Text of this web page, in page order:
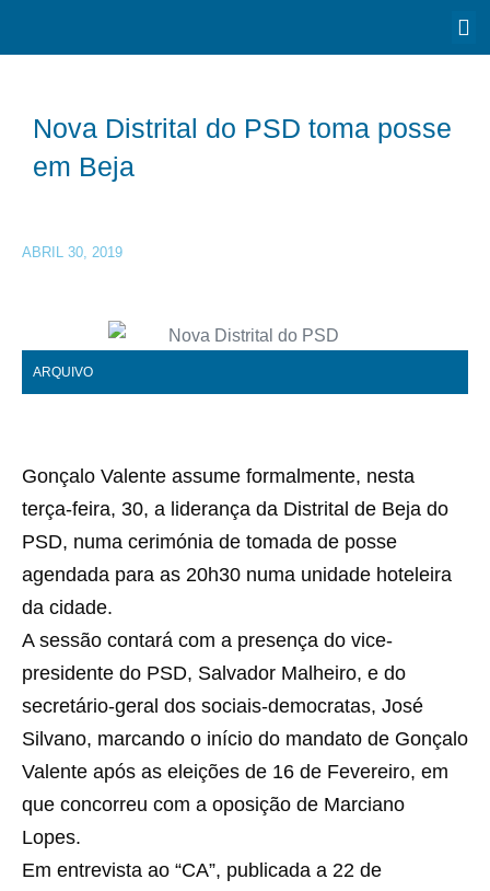
Nova Distrital do PSD toma posse
em Beja
ABRIL 30, 2019
ARQUIVO
Gonçalo Valente assume formalmente, nesta
terça-feira, 30, a liderança da Distrital de Beja do
PSD, numa cerimónia de tomada de posse
agendada para as 20h30 numa unidade hoteleira
da cidade.
A sessão contará com a presença do vice-
presidente do PSD, Salvador Malheiro, e do
secretário-geral dos sociais-democratas, José
Silvano, marcando o início do mandato de Gonçalo
Valente após as eleições de 16 de Fevereiro, em
que concorreu com a oposição de Marciano
Lopes.
Em entrevista ao “CA”, publicada a 22 de